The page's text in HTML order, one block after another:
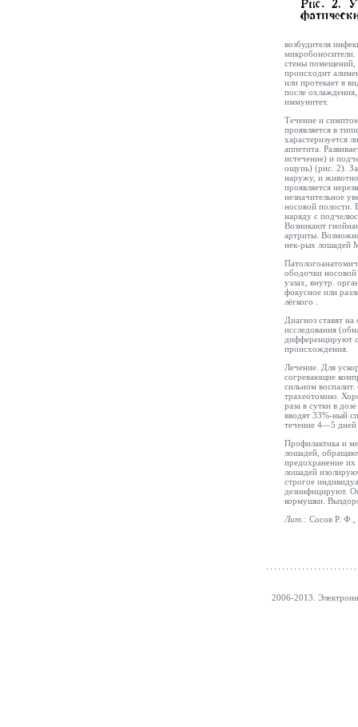
возбудителя
стены помещений,
происходит
или протекает в
после
иммунитет.
Течение и
проявляется в
харастеризуется
аппетита.
истечение) и
ощупь) (рис. 2).
наружу, и
проявляется
незначительное
носовой полости.
наряду с
Возникают
артриты.
нек-рых лошадей
ободочки
узлах, внутр.
фокусное или
лёгкого
Диагноз ставят
исследования
дифференцируют
происхождения.
Лечение. Для
согревающие
сильном воспалит.
трахеотомию.
раза в сутки в
вводят 33%-ный
течение 4—5 дней
Профилактика и
лошадей,
предохранение
лошадей
строгое
дезинфицируют.
кормушки.
Лит.: Сосов Р. Ф.,
2006-2013.